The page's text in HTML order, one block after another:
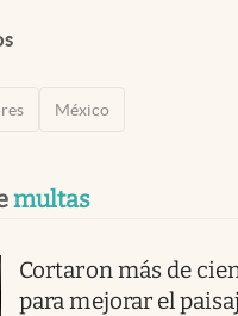
México
multas
Cortaron más de
para mejorar el